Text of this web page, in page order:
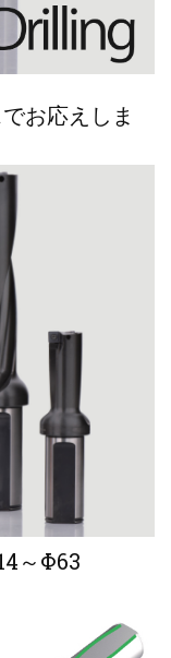
お応えしま
～Φ63